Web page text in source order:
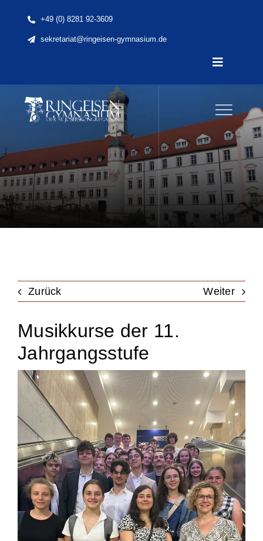
content
+49 (0) 8281 92-3609
sekretariat@ringeisen-gymnasium.de
Toggle
Unsere Schule
Schule & Unterricht
Unterstützung
Kontakt & Anfahrt
Stellen
Zurück Weiter
Musikkurse der 11.
Jahrgangsstufe